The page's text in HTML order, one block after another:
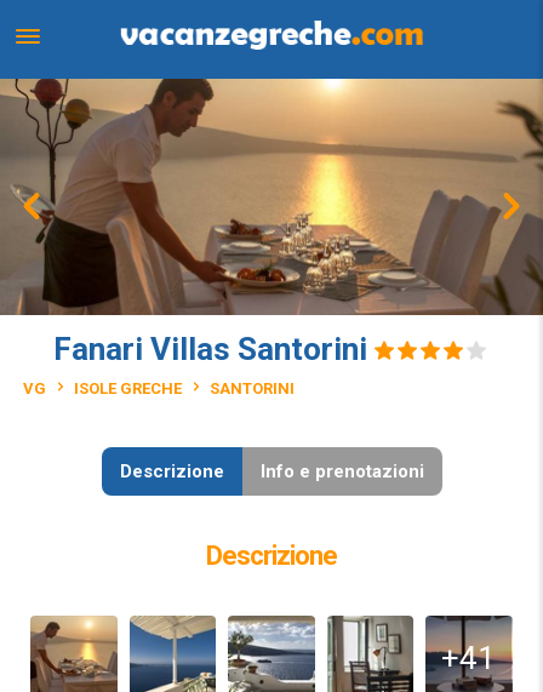
Fanari Villas Santorini
VG ISOLE GRECHE SANTORINI
Descrizione Info e prenotazioni
Descrizione
+41